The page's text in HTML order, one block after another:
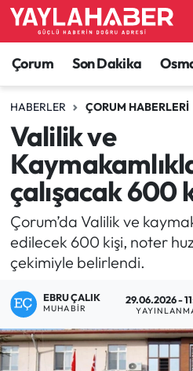
Çorum Son Dakika
HABERLER ÇORUM HABERLERI
Valilik ve
çalışacak 600
Çorum’da Valilik ve
edilecek 600 kişi, noter
çekimiyle belirlendi.
EBRU ÇALIK
MUHABIR
29.06.2026 -
Alaca Haberleri
Bayat Haberleri
Bilgi - Keşfet Haberleri
Bilim ve Teknoloji
Boğazkale Haberleri
Çorum Haberleri
Çorum Son Dakika
Dodurga Haberleri
Çorum Nöbetçi
Çorum Hava Durumu
Çorum Namaz Vakitleri
Çorum Trafik Yoğunluk
TFF 1.Lig Puan Durumu
Tüm Manşetler
Son Dakika Haberleri
Haber Arşivi